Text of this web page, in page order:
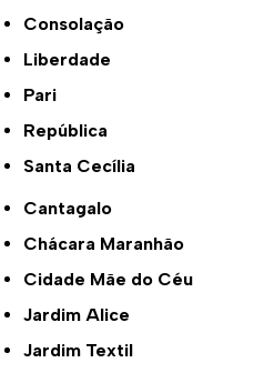
Consolação
Liberdade
Pari
República
Santa Cecília
Cantagalo
Chácara Maranhão
Cidade Mãe do Céu
Jardim Alice
Jardim Textil